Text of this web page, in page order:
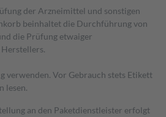
der Arzneimittel und sonstigen
beinhaltet die Durchführung von
die Prüfung etwaiger
verwenden. Vor Gebrauch stets Etikett
lesen.
an den Paketdienstleister erfolgt